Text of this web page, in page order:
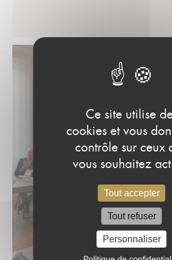
Ce site utilise
cookies et vous
contrôle sur ceux
vous souhaitez
Tout accepter
Tout refuser
Personnaliser